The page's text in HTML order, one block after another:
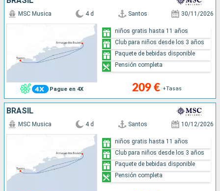
Pague en 4X
MSC Musica 4 d Santos 30/11/2026
209 € +Tasas
niños gratis hasta 11 años
Club para niños desde los 3 años
Paquete de bebidas disponible
Pensión completa
BRASIL
MSC Musica 4 d Santos 10/12/2026
niños gratis hasta 11 años
Club para niños desde los 3 años
Paquete de bebidas disponible
Pensión completa